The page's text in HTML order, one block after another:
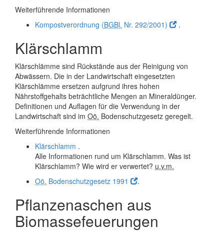
Weiterführende Informationen
Kompostverordnung (BGBl. Nr. 292/2001) .
Klärschlamm
Klärschlämme sind Rückstände aus der Reinigung von
Abwässern. Die in der Landwirtschaft eingesetzten
Klärschlämme ersetzen aufgrund ihres hohen
Nährstoffgehalts beträchtliche Mengen an Mineraldünger.
Definitionen und Auflagen für die Verwendung in der
Landwirtschaft sind im Oö. Bodenschutzgesetz geregelt.
Weiterführende Informationen
Klärschlamm .
Alle Informationen rund um Klärschlamm. Was ist
Klärschlamm? Wie wird er verwertet? u.v.m.
Oö. Bodenschutzgesetz 1991 .
Pflanzenaschen aus
Biomassefeuerungen